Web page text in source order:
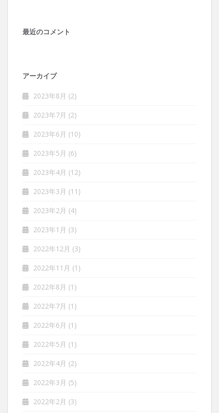
最近のコメント
アーカイブ
2023年8月 (2)
2023年7月 (2)
2023年6月 (10)
2023年5月 (6)
2023年4月 (12)
2023年3月 (11)
2023年2月 (4)
2023年1月 (3)
2022年12月 (3)
2022年11月 (1)
2022年8月 (1)
2022年7月 (1)
2022年6月 (1)
2022年5月 (1)
2022年4月 (2)
2022年3月 (5)
2022年2月 (3)